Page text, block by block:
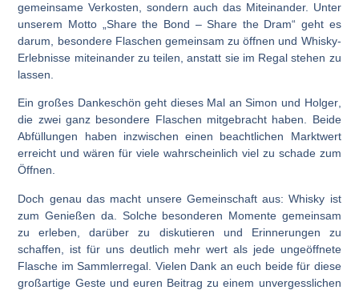
gemeinsame Verkosten, sondern auch das Miteinander. Unter
unserem Motto
„Share the Bond – Share the Dram“ geht es
darum, besondere Flaschen gemeinsam zu öffnen und Whisky-
Erlebnisse miteinander zu teilen, anstatt sie im Regal stehen zu
lassen.
Ein großes Dankeschön geht dieses Mal anSimon und Holger,
die zwei ganz besondere Flaschen mitgebracht haben. Beide
Abfüllungen haben inzwischen einen beachtlichen Marktwert
erreicht und wären für viele wahrscheinlich viel zu schade zum
Öffnen.
Doch genau das macht unsere Gemeinschaft aus: Whisky ist
zum Genießen da. Solche besonderen Momente gemeinsam
zu erleben, darüber zu diskutieren und Erinnerungen zu
schaffen, ist für uns deutlich mehr wert als jede ungeöffnete
Flasche im Sammlerregal. Vielen Dank an euch beide für diese
großartige Geste und euren Beitrag zu einem unvergesslichen